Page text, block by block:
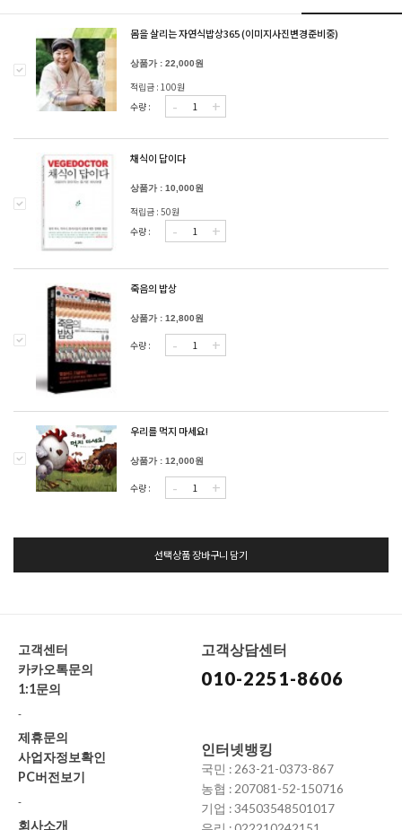
몸을 살리는 자연식밥상365 (이미지사진변경준비중)
상품가 : 22,000원
적립금 : 100원
수량 :
- +
채식이 답이다
상품가 : 10,000원
적립금 : 50원
수량 :
- +
죽음의 밥상
상품가 : 12,800원
수량 : - +
우리를 먹지 마세요!
상품가 : 12,000원
수량 : - +
선택상품 장바구니 담기
고객센터
카카오톡문의
1:1문의
-
제휴문의
사업자정보확인
PC버전보기
-
회사소개
고객상담센터
010-2251-8606
인터넷뱅킹
국민 : 263-21-0373-867
농협 : 207081-52-150716
기업 : 34503548501017